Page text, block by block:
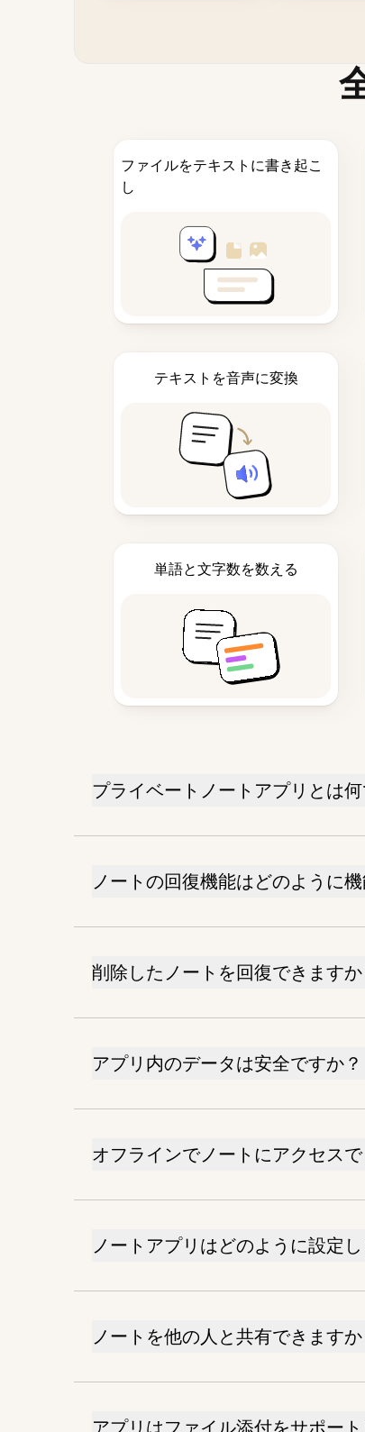
ファイルをテキストに書き起こ
し
テキストを音声に変換
単語と文字数を数える
プライベートノートアプリとは何
ノートの回復機能はどのように
削除したノートを回復できますか
アプリ内のデータは安全ですか？
オフラインでノートにアクセスで
ノートアプリはどのように設定し
ノートを他の人と共有できますか
アプリはファイル添付をサポー